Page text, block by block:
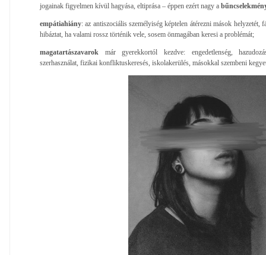
jogainak figyelmen kívül hagyása, eltiprása – éppen ezért nagy a
empátiahiány: az antiszociális személyiség képtelen átérezni mások helyzetét,
hibáztat, ha valami rossz történik vele, sosem önmagában keresi a problémát;
magatartászavarok már gyerekkortól kezdve: engedetlenség,
szerhasználat, fizikai konfliktuskeresés, iskolakerülés, másokkal szembeni